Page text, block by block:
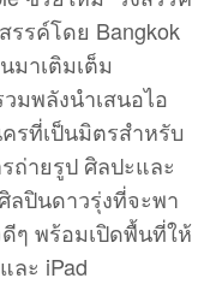
รรค์โดย Bangkok
มาเติมเต็ม
มพลังนำเสนอไอ
รที่เป็นมิตรสำหรับ
ถ่ายรูป ศิลปะและ
ลปินดาวรุ่งที่จะพา
ๆ พร้อมเปิดพื้นที่ให้
ละ iPad